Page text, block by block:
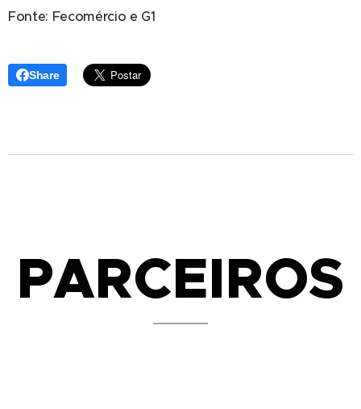
Fonte: Fecomércio e G1
Share
PARCEIROS